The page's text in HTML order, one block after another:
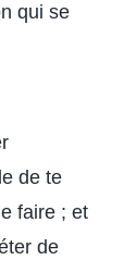
qui se
de te
faire ; et
de